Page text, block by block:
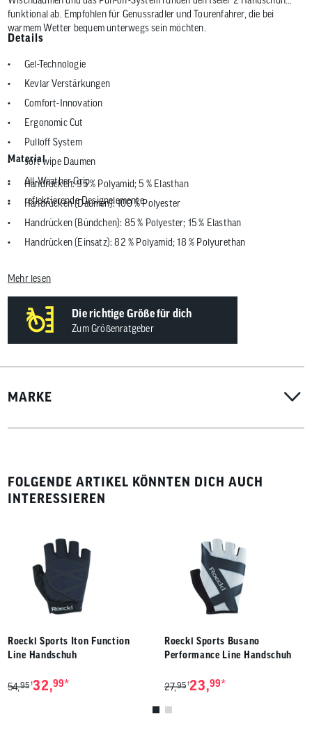
funktional ab. Empfohlen für Genussradler und Tourenfahrer, die bei
warmem Wetter bequem unterwegs sein möchten.
Details
Gel-Technologie
Kevlar Verstärkungen
Comfort-Innovation
Ergonomic Cut
Pulloff System
soft wipe Daumen
All-Weather-Grip
reflektierende Designelemente
Material
Handrücken: 95 % Polyamid; 5 % Elasthan
Handrücken (Daumen): 100 % Polyester
Handrücken (Bündchen): 85 % Polyester; 15 % Elasthan
Handrücken (Einsatz): 82 % Polyamid; 18 % Polyurethan
Mehr lesen
Die richtige Größe für dich
Zum Größenratgeber
MARKE
FOLGENDE ARTIKEL KÖNNTEN DICH AUCH
INTERESSIEREN
Roeckl Sports Iton Function
Line Handschuh
54,95 132,99*
Roeckl Sports Busano
Performance Line Handschuh
27,95 123,99*